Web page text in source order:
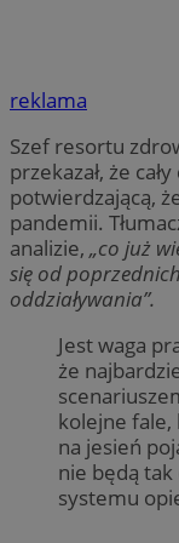
reklama
Szef resortu
przekazał, że
potwierdzającą,
pandemii.
analizie, „co już
się od
oddziaływania”.
Jest waga
że
kolejne fale,
na jesień
nie będą
systemu